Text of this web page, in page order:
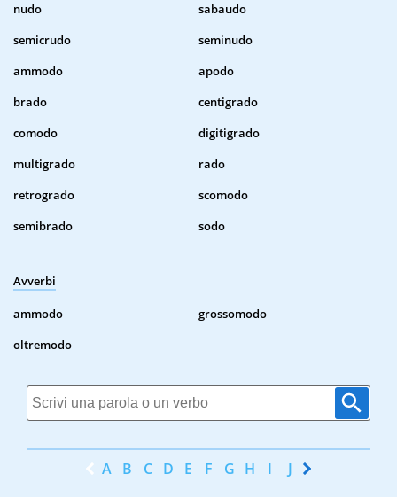
nudo
sabaudo
semicrudo
seminudo
ammodo
apodo
brado
centigrado
comodo
digitigrado
multigrado
rado
retrogrado
scomodo
semibrado
sodo
Avverbi
ammodo
grossomodo
oltremodo
A B C D E F G H I J K